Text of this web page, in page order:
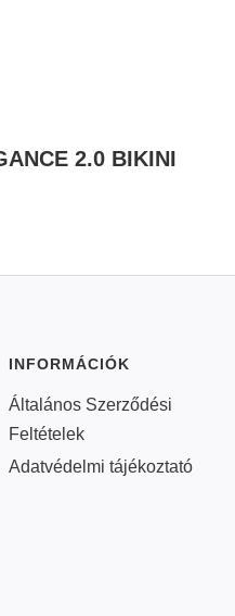
2.0 BIKINI
INFORMÁCIÓK
Általános Szerződési
Feltételek
Adatvédelmi tájékoztató